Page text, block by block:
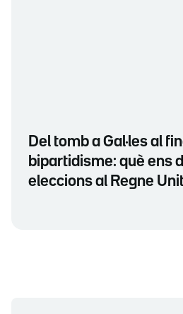
Del tomb a Gal·les al
bipartidisme: què ens
eleccions al Regne